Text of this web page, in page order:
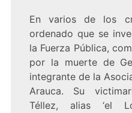
En varios de los
ordenado que se
la Fuerza Pública,
por la muerte de
integrante de la
Arauca. Su
Téllez, alias ‘el